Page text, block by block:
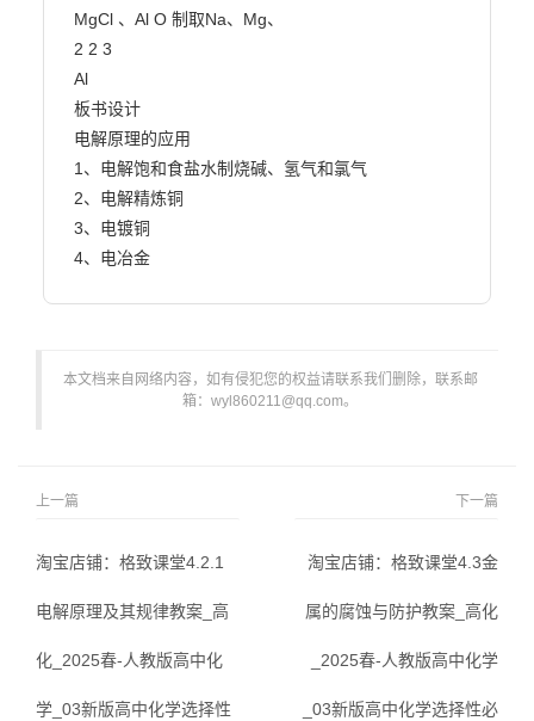
MgCl 、Al O 制取Na、Mg、
2 2 3
Al
板书设计
电解原理的应用
1、电解饱和食盐水制烧碱、氢气和氯气
2、电解精炼铜
3、电镀铜
4、电冶金
本文档来自网络内容，如有侵犯您的权益请联系我们删除，联系邮
箱：wyl860211@qq.com。
上一篇
淘宝店铺：格致课堂4.2.1
电解原理及其规律教案_高
化_2025春-人教版高中化
学_03新版高中化学选择性
下一篇
淘宝店铺：格致课堂4.3金
属的腐蚀与防护教案_高化
_2025春-人教版高中化学
_03新版高中化学选择性必